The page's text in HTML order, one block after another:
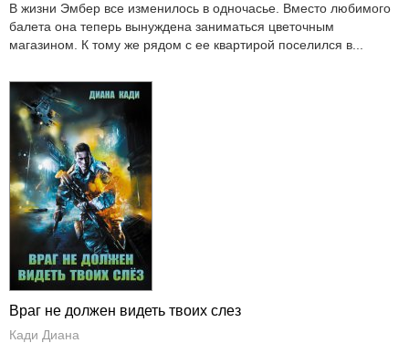
В жизни Эмбер все изменилось в одночасье. Вместо любимого
балета она теперь вынуждена заниматься цветочным
магазином. К тому же рядом с ее квартирой поселился в...
Враг не должен видеть твоих слез
Кади Диана